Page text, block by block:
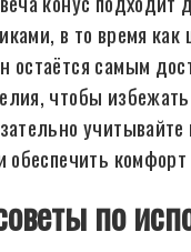
в то время
остаётся самым
чтобы
обеспечить
по